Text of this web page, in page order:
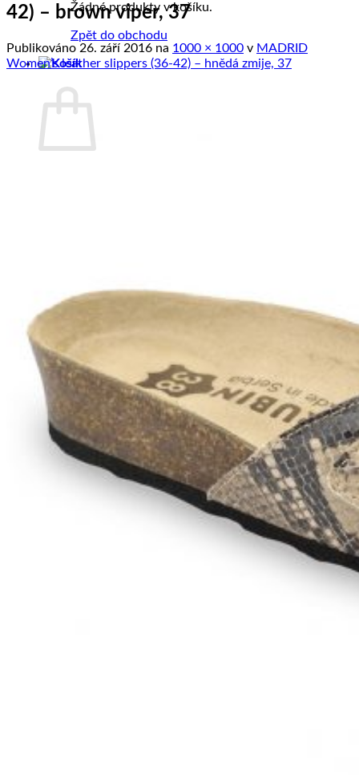
Žádné produkty v košíku.
Zpět do obchodu
42) – brown viper, 37
Publikováno 26. září 2016 na 1000 × 1000 v MADRID
Women’s leather slippers (36-42) – hnědá zmije, 37